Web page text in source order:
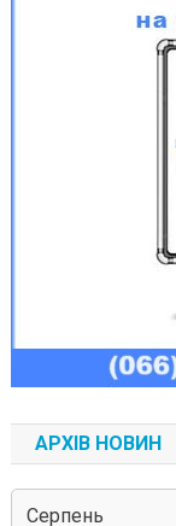
АРХІВ НОВИН